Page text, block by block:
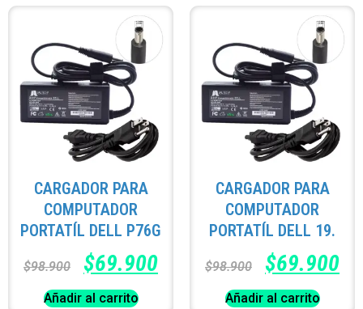
CARGADOR PARA
COMPUTADOR
PORTATÍL DELL P76G
$98.900 $69.900
Añadir al carrito
CARGADOR PARA
COMPUTADOR
PORTATÍL DELL 19.
$98.900 $69.900
Añadir al carrito